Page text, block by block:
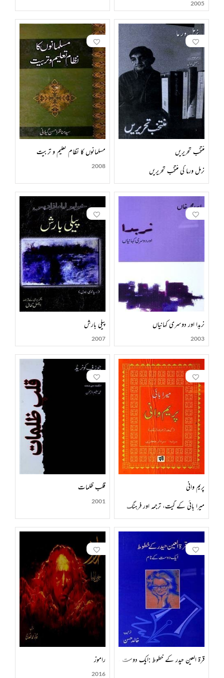
2005
منتخب تحریریں
نرمل ورما کی منتخب تحریریں
مسلمانوں کا نظام تعلیم و تربیت
2008
نربدا اور دوسری کہانیاں
2003
پیلی بارش
2007
پریم وانی
میرا بائی کے گیت، ترجمہ اور فرہنگ
قلب ظلمات
2001
قرۃ العین حیدر کے خطوط :ایک دوست کے نامراموز
2016